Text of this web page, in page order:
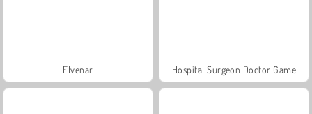
Elvenar Hospital Surgeon Doctor Game